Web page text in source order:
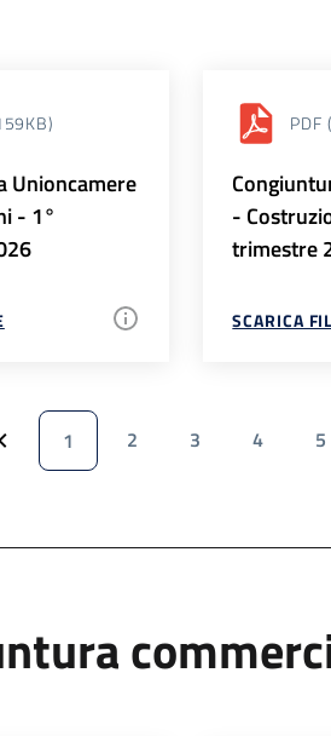
Unioncamere
- 1°
PDF
-
trimestre
SCARICA
1 2 3 4 5